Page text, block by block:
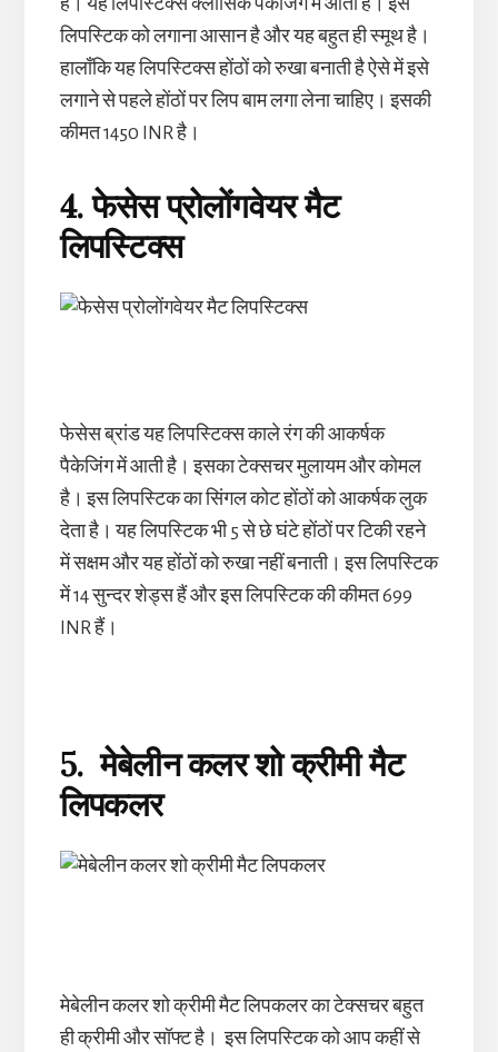
है। यह लिपस्टिक्स क्लॉसिक पैकेजिंग में आती है। इस
लिपस्टिक को लगाना आसान है और यह बहुत ही स्मूथ है।
हालाँकि यह लिपस्टिक्स होंठों को रुखा बनाती है ऐसे में इसे
लगाने से पहले होंठों पर लिप बाम लगा लेना चाहिए। इसकी
कीमत 1450 INR है।
4. फेसेस प्रोलोंगवेयर मैट
लिपस्टिक्स
फेसेस ब्रांड यह लिपस्टिक्स काले रंग की आकर्षक
पैकेजिंग में आती है। इसका टेक्सचर मुलायम और कोमल
है। इस लिपस्टिक का सिंगल कोट होंठों को आकर्षक लुक
देता है। यह लिपस्टिक भी 5 से छे घंटे होंठों पर टिकी रहने
में सक्षम और यह होंठों को रुखा नहीं बनाती। इस लिपस्टिक
में 14 सुन्दर शेड्स हैं और इस लिपस्टिक की कीमत 699
INR हैं।
5. मेबेलीनकलरशोक्रीमीमैट
लिपकलर
मेबेलीन कलर शो क्रीमी मैट लिपकलर का टेक्सचर बहुत
ही क्रीमी और सॉफ्ट है। इस लिपस्टिक को आप कहीं से